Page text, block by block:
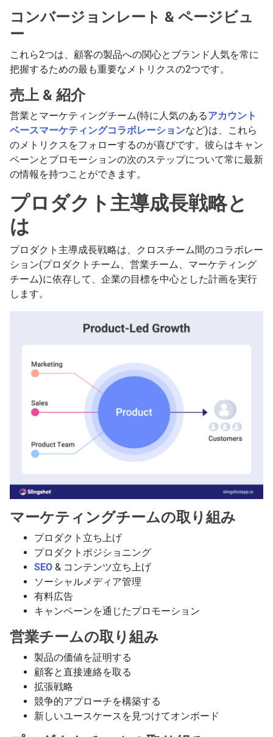
コンバージョンレート & ページビュ
ー
これら2つは、顧客の製品への関心とブランド人気を常に
把握するための最も重要なメトリクスの2つです。
売上 & 紹介
営業とマーケティングチーム(特に人気のあるアカウント
ベースマーケティングコラボレーションなど)は、これら
のメトリクスをフォローするのが喜びです。彼らはキャン
ペーンとプロモーションの次のステップについて常に最新
の情報を持つことができます。
プロダクト主導成長戦略と
は
プロダクト主導成長戦略は、クロスチーム間のコラボレー
ション(プロダクトチーム、営業チーム、マーケティング
チーム)に依存して、企業の目標を中心とした計画を実行
します。
マーケティングチームの取り組み
プロダクト立ち上げ
プロダクトポジショニング
SEO & コンテンツ立ち上げ
ソーシャルメディア管理
有料広告
キャンペーンを通じたプロモーション
営業チームの取り組み
製品の価値を証明する
顧客と直接連絡を取る
拡張戦略
競争的アプローチを構築する
新しいユースケースを見つけてオンボード